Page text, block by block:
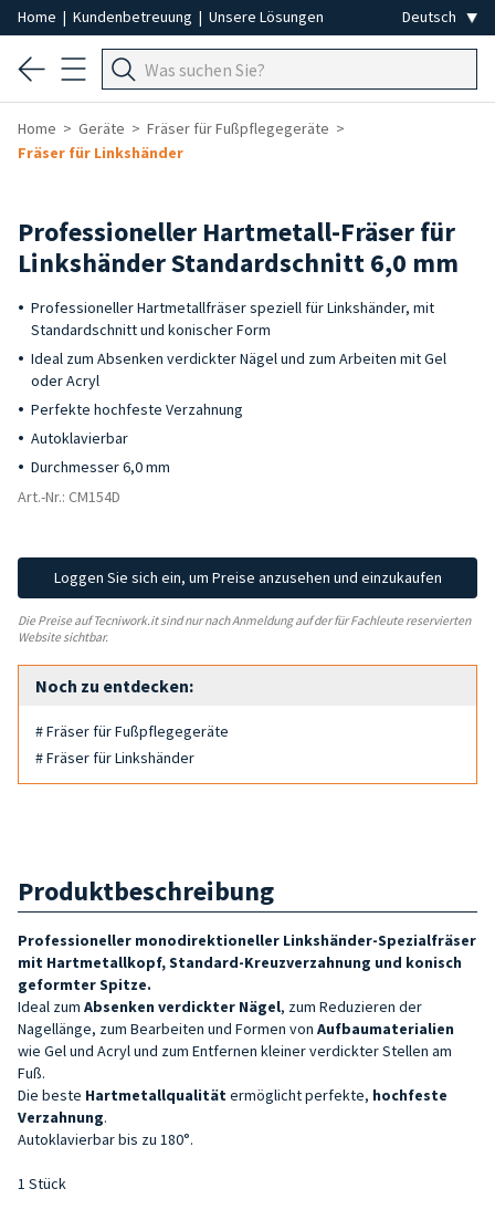
Home | Kundenbetreuung | Unsere Lösungen
Home Geräte
Fräser für Fußpflegegeräte
Fräser für Linkshänder
Professioneller Hartmetall-Fräser für
Linkshänder Standardschnitt 6,0 mm
Professioneller Hartmetallfräser speziell für Linkshänder, mit
Standardschnitt und konischer Form
Ideal zum Absenken verdickter Nägel und zum Arbeiten mit Gel
oder Acryl
Perfekte hochfeste Verzahnung
Autoklavierbar
Durchmesser 6,0 mm
Art.-Nr.: CM154D
Loggen Sie sich ein, um Preise anzusehen und einzukaufen
Die Preise auf Tecniwork.it sind nur nach Anmeldung auf der für Fachleute reservierten
Website sichtbar.
Noch zu entdecken:
# Fräser für Fußpflegegeräte
# Fräser für Linkshänder
Produktbeschreibung
Professioneller monodirektioneller Linkshänder-Spezialfräser
mit Hartmetallkopf, Standard-Kreuzverzahnung und konisch
geformter Spitze.
Ideal zum Absenken verdickter Nägel, zum Reduzieren der
Nagellänge, zum Bearbeiten und Formen von Aufbaumaterialien
wie Gel und Acryl und zum Entfernen kleiner verdickter Stellen am
Fuß.
Die beste Hartmetallqualität ermöglicht perfekte, hochfeste
Verzahnung.
Autoklavierbar bis zu 180°.
1 Stück